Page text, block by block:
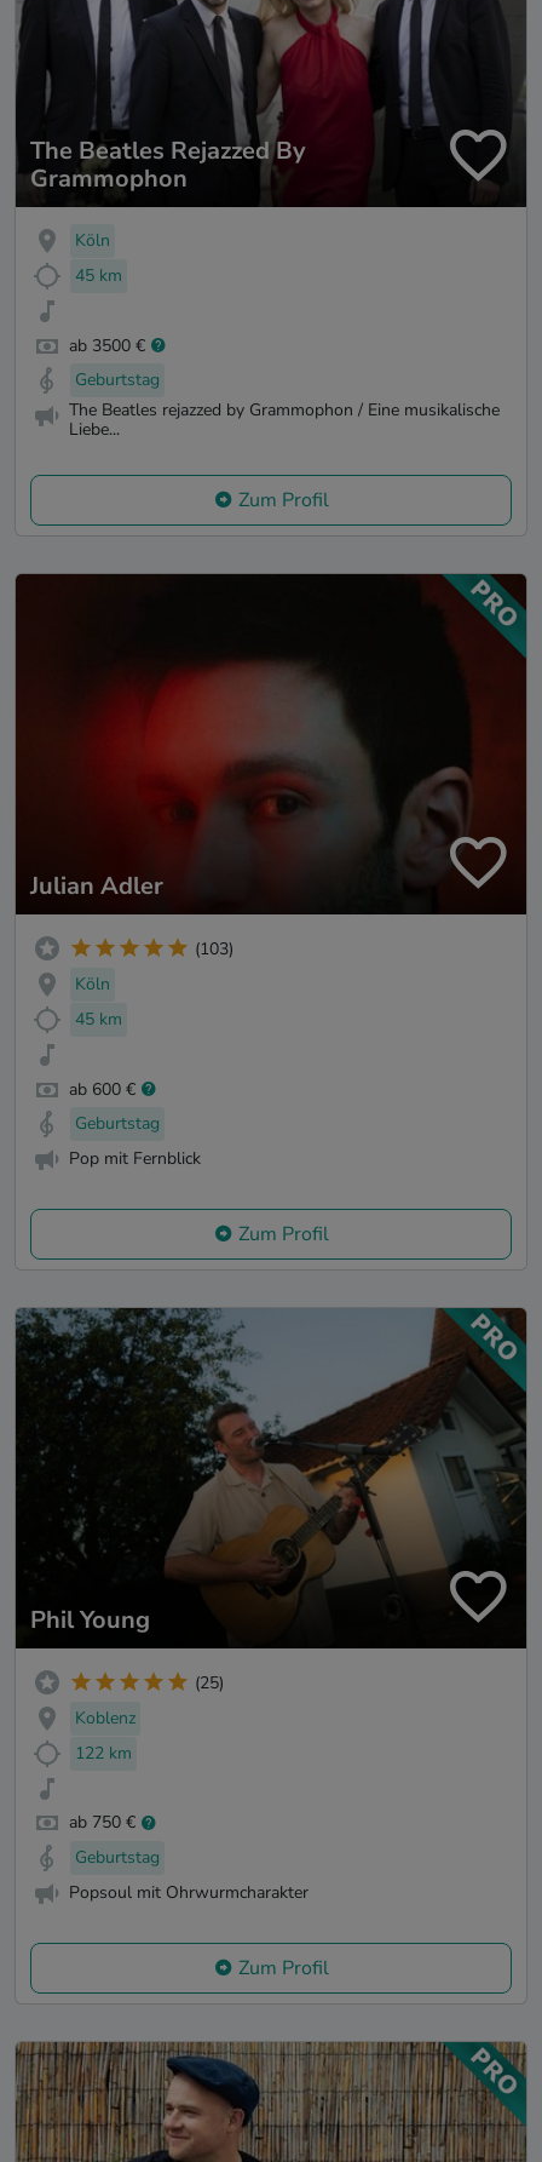
The Beatles Rejazzed By
Grammophon
Köln
45 km
ab 3500 €
Geburtstag
The Beatles rejazzed by Grammophon / Eine musikalische
Liebe...
Zum Profil
Julian Adler
(103)
Köln
45 km
ab 600 €
Geburtstag
Pop mit Fernblick
Zum Profil
Phil Young
(25)
Koblenz
122 km
ab 750 €
Geburtstag
Popsoul mit Ohrwurmcharakter
Zum Profil